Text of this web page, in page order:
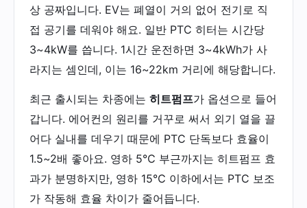
상 공짜입니다. EV는 폐열이 거의 없어 전기로 직
접 공기를 데워야 해요. 일반 PTC 히터는 시간당
3~4kW를 씁니다. 1시간 운전하면 3~4kWh가 사
라지는 셈인데, 이는 16~22km 거리에 해당합니다.
최근 출시되는 차종에는 히트펌프가 옵션으로 들어
갑니다. 에어컨의 원리를 거꾸로 써서 외기 열을 끌
어다 실내를 데우기 때문에 PTC 단독보다 효율이
1.5~2배 좋아요. 영하 5℃ 부근까지는 히트펌프 효
과가 분명하지만, 영하 15℃ 이하에서는 PTC 보조
가 작동해 효율 차이가 줄어듭니다.